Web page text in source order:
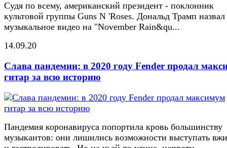
Судя по всему, американский президент - поклонник
культовой группы Guns N 'Roses. Дональд Трамп назвал
музыкальное видео на "November Rain&qu...
14.09.20
Слава пандемии: в 2020 году Fender продал
гитар за всю историю
Пандемия коронавируса попортила кровь большинству
музыкантов: они лишились возможности выступать